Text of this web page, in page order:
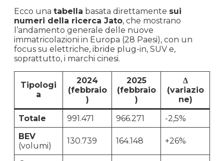
Ecco una tabella basata direttamente sui
numeri della ricerca Jato, che mostrano
l’andamento generale delle nuove
immatricolazioni in Europa (28 Paesi), con un
focus su elettriche, ibride plug-in, SUV e,
soprattutto, i marchi cinesi.
Tipologi
a
2024
(febbraio
)
2025
(febbraio
)
Δ
(variazio
ne)
Totale
991.471 966.271
-2,5%
BEV
(volumi)
130.739 164.148 +26%